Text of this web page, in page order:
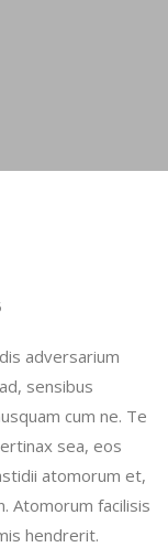
adversarium
sensibus
cum ne. Te
sea, eos
atomorum et,
Atomorum facilisis
hendrerit.